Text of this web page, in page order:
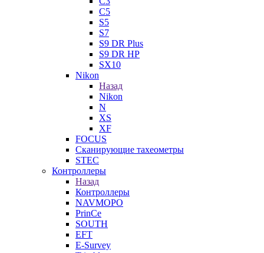
C5
S5
S7
S9 DR Plus
S9 DR HP
SX10
Nikon
Назад
Nikon
N
XS
XF
FOCUS
Сканирующие тахеометры
STEC
Контроллеры
Назад
Контроллеры
NAVMOPO
PrinCe
SOUTH
EFT
E-Survey